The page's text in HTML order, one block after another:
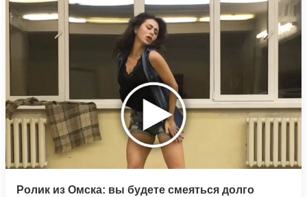
Ролик из Омска: вы будете смеяться долго